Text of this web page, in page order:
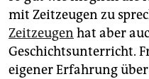
genossenschaft
epaper login
mit Zeitzeugen zu
Zeitzeugen hat aber
Geschichtsunterricht.
eigener Erfahrung